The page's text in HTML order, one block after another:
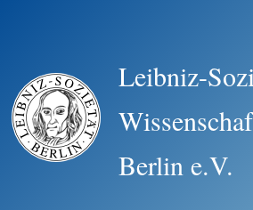
Leibniz-
Berlin e.V.